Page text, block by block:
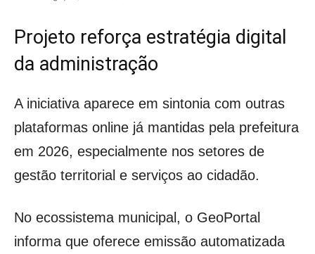
Projeto reforça estratégia digital
da administração
A iniciativa aparece em sintonia com outras
plataformas online já mantidas pela prefeitura
em 2026, especialmente nos setores de
gestão territorial e serviços ao cidadão.
No ecossistema municipal, o GeoPortal
informa que oferece emissão automatizada